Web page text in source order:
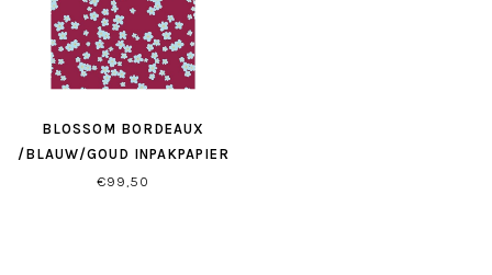
BLOSSOM BORDEAUX
/BLAUW/GOUD INPAKPAPIER
€99,50